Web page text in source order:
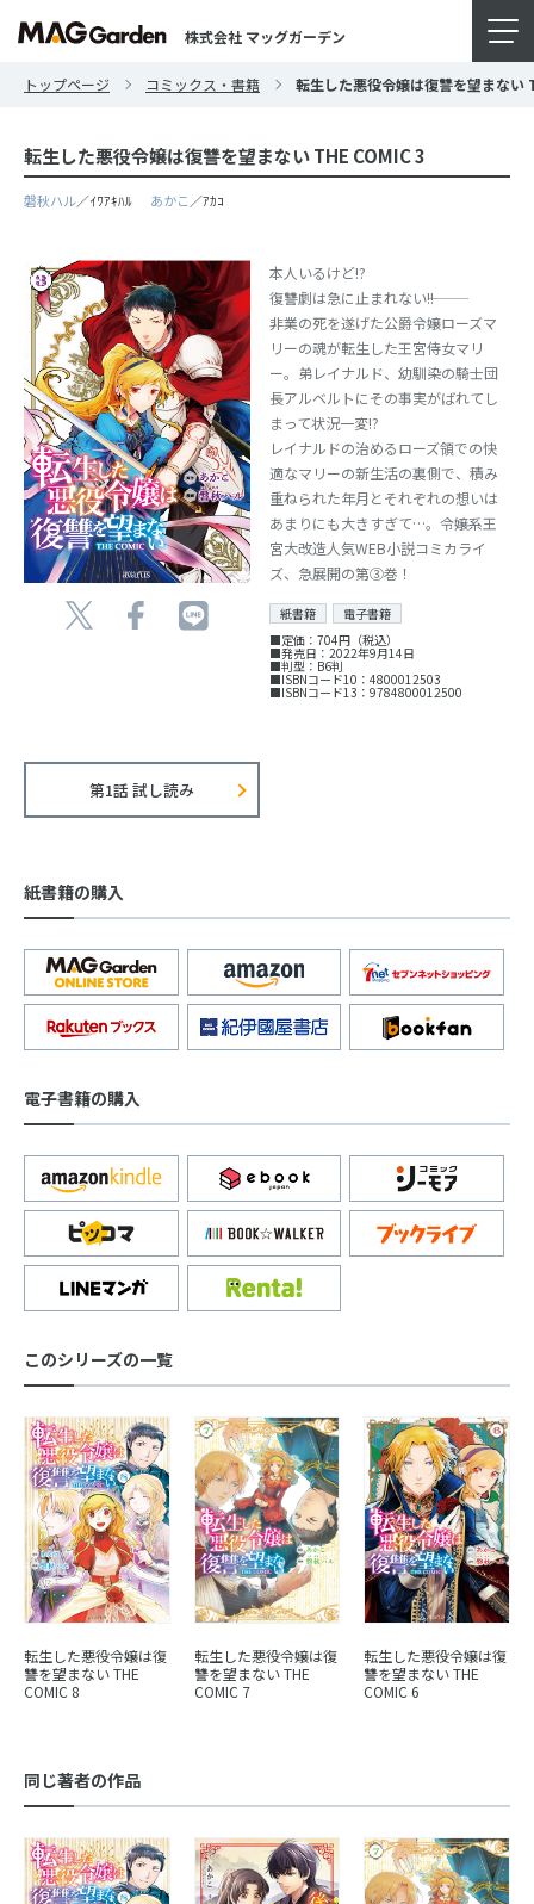
株式会社 マッグガーデン
トップページ コミックス・書籍 転生した悪役令嬢は復讐を望まない
転生した悪役令嬢は復讐を望まない THE COMIC 3
磐秋ハル／ｲﾜｱｷﾊﾙ あかこ ／ｱｶｺ
本人いるけど!?
復讐劇は急に止まれない―――!!
非業の死を遂げた公爵令嬢ローズマ
リーの魂が転生した王宮侍女マリ
ー。弟レイナルド、幼馴染の騎士団
長アルベルトにその事実がばれてし
まって状況一変!?
レイナルドの治めるローズ領での快
適なマリーの新生活の裏側で、積み
重ねられた年月とそれぞれの想いは
あまりにも大きすぎて…。令嬢系王
宮大改造人気WEB小説コミカライ
ズ、急展開の第③巻！
紙書籍
電子書籍
■定価：704円（税込）
■発売日：2022年9月14日
■判型：B6判
■ISBNコード10：4800012503
■ISBNコード13：9784800012500
第1話 試し読み
紙書籍の購入
電子書籍の購入
このシリーズの一覧
転生した悪役令嬢は復
讐を望まない THE
COMIC 8
転生した悪役令嬢は復
讐を望まない THE
COMIC 7
転生した悪役令嬢は復
讐を望まない THE
COMIC 6
同じ著者の作品